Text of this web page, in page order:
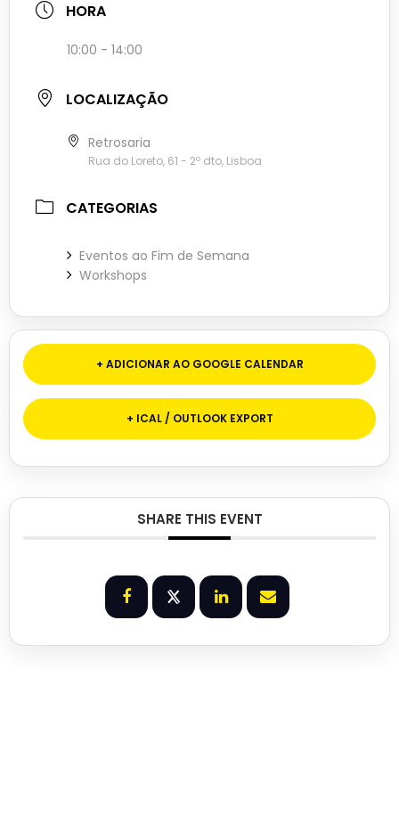
HORA
10:00 - 14:00
LOCALIZAÇÃO
Retrosaria
Rua do Loreto, 61 - 2º dto, Lisboa
CATEGORIAS
Eventos ao Fim de Semana
Workshops
+ ADICIONAR AO GOOGLE CALENDAR
+ ICAL / OUTLOOK EXPORT
SHARE THIS EVENT